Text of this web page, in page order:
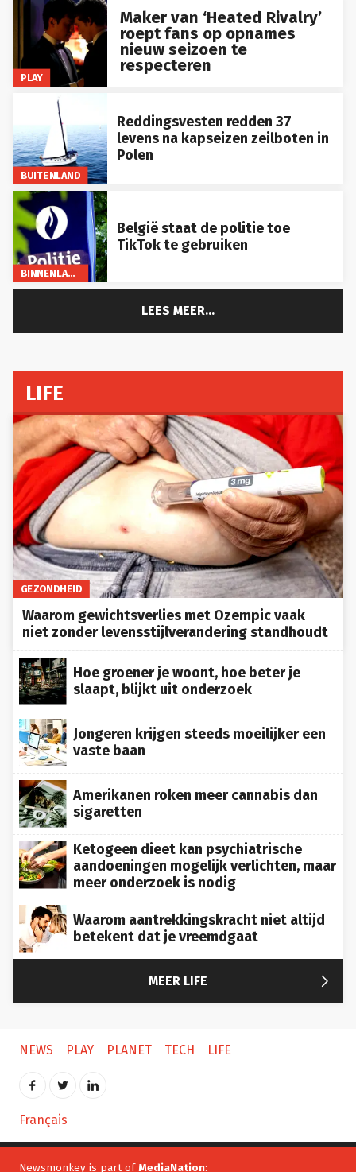
PLAY
Maker van ‘Heated Rivalry’
roept fans op opnames
nieuw seizoen te
respecteren
BUITENLAND
Reddingsvesten redden 37
levens na kapseizen zeilboten in
Polen
BINNENLAND
België staat de politie toe
TikTok te gebruiken
LEES MEER...
LIFE
GEZONDHEID
Waarom gewichtsverlies met Ozempic vaak
niet zonder levensstijlverandering standhoudt
Hoe groener je woont, hoe beter je
slaapt, blijkt uit onderzoek
Jongeren krijgen steeds moeilijker een
vaste baan
Amerikanen roken meer cannabis dan
sigaretten
Ketogeen dieet kan psychiatrische
aandoeningen mogelijk verlichten, maar
meer onderzoek is nodig
Waarom aantrekkingskracht niet altijd
betekent dat je vreemdgaat
MEER LIFE 
NEWS PLAY PLANET TECH LIFE
Français
Newsmonkey is part of MediaNation